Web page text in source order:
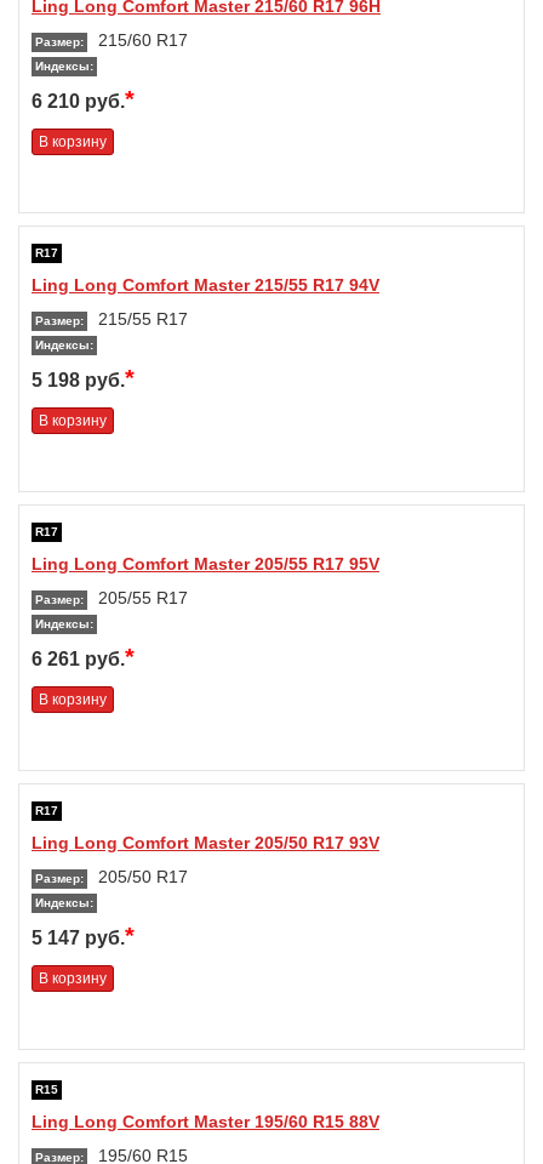
Ling Long Comfort Master 215/60 R17 96H
Размер: 215/60 R17
Индексы:
6 210 руб.*
В корзину
R17
Ling Long Comfort Master 215/55 R17 94V
Размер: 215/55 R17
Индексы:
5 198 руб.*
В корзину
R17
Ling Long Comfort Master 205/55 R17 95V
Размер: 205/55 R17
Индексы:
6 261 руб.*
В корзину
R17
Ling Long Comfort Master 205/50 R17 93V
Размер: 205/50 R17
Индексы:
5 147 руб.*
В корзину
R15
Ling Long Comfort Master 195/60 R15 88V
Размер: 195/60 R15